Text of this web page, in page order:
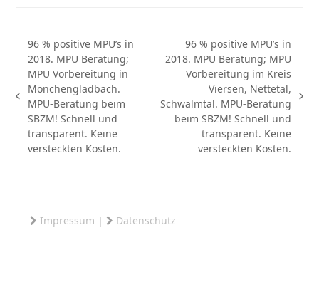
vorheriger
Beitrag:
96 % positive MPU’s in
2018. MPU Beratung;
MPU Vorbereitung in
Mönchengladbach.
MPU-Beratung beim
SBZM! Schnell und
transparent. Keine
versteckten Kosten.
Nächster
Beitrag:
96 % positive MPU’s in
2018. MPU Beratung; MPU
Vorbereitung im Kreis
Viersen, Nettetal,
Schwalmtal. MPU-Beratung
beim SBZM! Schnell und
transparent. Keine
versteckten Kosten.
Impressum | Datenschutz